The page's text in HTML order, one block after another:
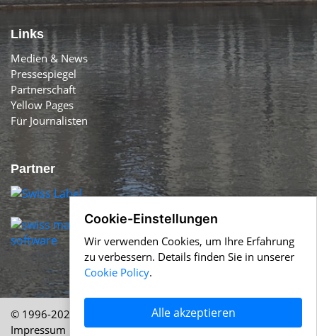
Links
Medien & News
Pressespiegel
Partnerschaft
Yellow Pages
Für Journalisten
Partner
© 1996-2026 Swiss-Press.com & Help.ch Über uns
Impressum
AGB|Nutzung|Cookie Policy|Datenschutz
Cookie-Einstellungen
Wir verwenden Cookies, um Ihre Erfahrung
zu verbessern. Details finden Sie in unserer
Cookie Policy.
Alle akzeptieren